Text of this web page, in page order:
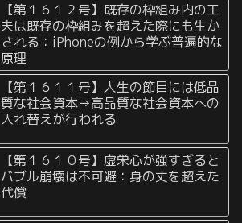
【第１６１２号】既存の枠組み内の工
夫は既存の枠組みを超えた際にも生か
される：iPhoneの例から学ぶ普遍的な
原理
【第１６１１号】人生の節目には低品
質な社会資本→高品質な社会資本への
入れ替えが行われる
【第１６１０号】虚栄心が強すぎると
バブル崩壊は不可避：身の丈を超えた
代償